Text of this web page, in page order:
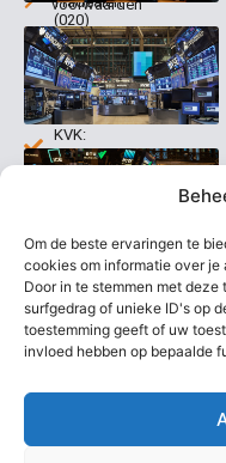
Om de beste ervaringen te
cookies om informatie over
Door in te stemmen met
surfgedrag of unieke ID's op
toestemming geeft of uw
invloed hebben op bepaalde
Organisatie
Contact
voorwaarden
Disclaimer
Welk
abonnement
kiezen
(020)
231
0020
info@beurstrader.nl
KVK:
99197022